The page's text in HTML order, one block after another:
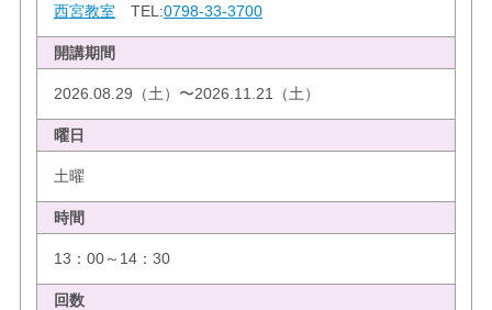
西宮教室 TEL:0798-33-3700
開講期間
2026.08.29（土）〜2026.11.21（土）
曜日
土曜
時間
13：00～14：30
回数